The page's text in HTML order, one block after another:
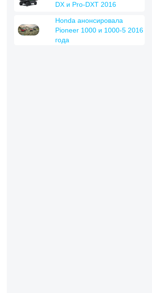
DX и Pro-DXT 2016
Honda анонсировала
Pioneer 1000 и 1000-5 2016
года